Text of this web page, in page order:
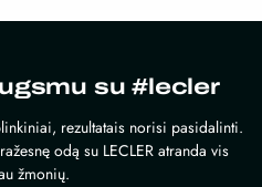
su #lecler
rezultatais norisi pasidalinti.
odą su LECLER atranda vis
žmonių.